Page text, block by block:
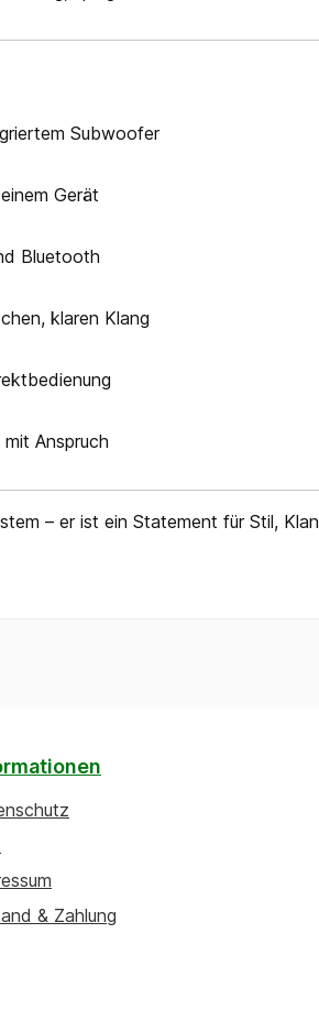
Subwoofer
Gerät
Bluetooth
klaren Klang
Anspruch
– er ist ein Statement für Stil,
& Zahlung